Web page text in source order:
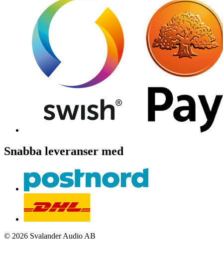
Snabba leveranser med
© 2026 Svalander Audio AB